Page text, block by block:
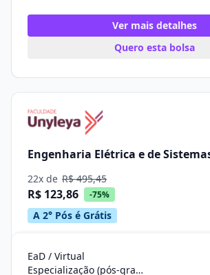
Ver mais detalhes
Quero esta bolsa
Engenharia Elétrica e de
22x de R$ 495,45
R$ 123,86 -75%
A 2° Pós é Grátis
EaD / Virtual
Especialização (pós-graduação)